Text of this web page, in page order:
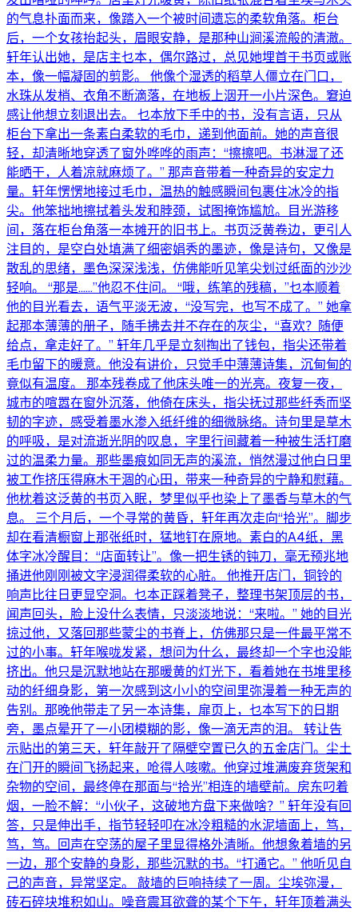
的气息扑面而来，像踏入一个被时间遗忘的柔软角落。柜台
后，一个女孩抬起头，眉眼安静，是那种山涧溪流般的清澈。
轩年认出她，是店主乜本，偶尔路过，总见她埋首于书页或账
本，像一幅凝固的剪影。 他像个湿透的稻草人僵立在门口，
水珠从发梢、衣角不断滴落，在地板上洇开一小片深色。窘迫
感让他想立刻退出去。 乜本放下手中的书，没有言语，只从
柜台下拿出一条素白柔软的毛巾，递到他面前。她的声音很
轻，却清晰地穿透了窗外哗哗的雨声：“擦擦吧。书淋湿了还
能晒干，人着凉就麻烦了。” 那声音带着一种奇异的安定力
量。轩年愣愣地接过毛巾，温热的触感瞬间包裹住冰冷的指
尖。他笨拙地擦拭着头发和脖颈，试图掩饰尴尬。目光游移
间，落在柜台角落一本摊开的旧书上。书页泛黄卷边，更引人
注目的，是空白处填满了细密娟秀的墨迹，像是诗句，又像是
散乱的思绪，墨色深深浅浅，仿佛能听见笔尖划过纸面的沙沙
轻响。 “那是……”他忍不住问。 “哦，练笔的残稿，”乜本顺着
他的目光看去，语气平淡无波，“没写完，也写不成了。” 她拿
起那本薄薄的册子，随手拂去并不存在的灰尘，“喜欢？随便
给点，拿走好了。” 轩年几乎是立刻掏出了钱包，指尖还带着
毛巾留下的暖意。他没有讲价，只觉手中薄薄诗集，沉甸甸的
竟似有温度。 那本残卷成了他床头唯一的光亮。夜复一夜，
城市的喧嚣在窗外沉落，他倚在床头，指尖抚过那些纤秀而坚
韧的字迹，感受着墨水渗入纸纤维的细微脉络。诗句里是草木
的呼吸，是对流逝光阴的叹息，字里行间藏着一种被生活打磨
过的温柔力量。那些墨痕如同无声的溪流，悄然漫过他白日里
被工作挤压得麻木干涸的心田，带来一种奇异的宁静和慰藉。
他枕着这泛黄的书页入眠，梦里似乎也染上了墨香与草木的气
息。 三个月后，一个寻常的黄昏，轩年再次走向“拾光”。脚步
却在看清橱窗上那张纸时，猛地钉在原地。素白的A4纸，黑
体字冰冷醒目：“店面转让”。像一把生锈的钝刀，毫无预兆地
捅进他刚刚被文字浸润得柔软的心脏。 他推开店门，铜铃的
响声比往日更显空洞。乜本正踩着凳子，整理书架顶层的书，
闻声回头，脸上没什么表情，只淡淡地说：“来啦。” 她的目光
掠过他，又落回那些蒙尘的书脊上，仿佛那只是一件最平常不
过的小事。轩年喉咙发紧，想问为什么，最终却一个字也没能
挤出。他只是沉默地站在那暖黄的灯光下，看着她在书堆里移
动的纤细身影，第一次感到这小小的空间里弥漫着一种无声的
告别。那晚他带走了另一本诗集，扉页上，乜本写下的日期
旁，墨点晕开了一小团模糊的影，像一滴无声的泪。 转让告
示贴出的第三天，轩年敲开了隔壁空置已久的五金店门。尘土
在门开的瞬间飞扬起来，呛得人咳嗽。他穿过堆满废弃货架和
杂物的空间，最终停在那面与“拾光”相连的墙壁前。房东叼着
烟，一脸不解：“小伙子，这破地方盘下来做啥？” 轩年没有回
答，只是伸出手，指节轻轻叩在冰冷粗糙的水泥墙面上，笃，
笃，笃。回声在空荡的屋子里显得格外清晰。他想象着墙的另
一边，那个安静的身影，那些沉默的书。“打通它。” 他听见自
己的声音，异常坚定。 敲墙的巨响持续了一周。尘埃弥漫，
砖石碎块堆积如山。噪音震耳欲聋的某个下午，轩年顶着满头